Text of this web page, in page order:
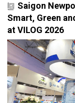
Saigon
Smart, Green
at VILOG 2026